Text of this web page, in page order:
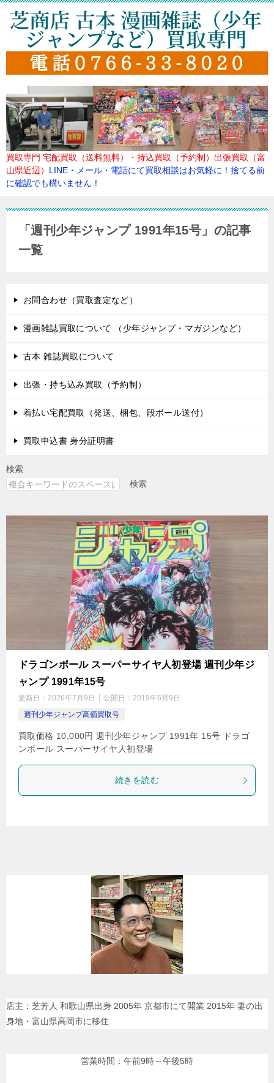
買取専門 宅配買取（送料無料）・持込買取（予約制）出張買取（富
山県近辺） LINE・メール・電話にて買取相談はお気軽に！捨てる前
に確認でも構いません！
「週刊少年ジャンプ 1991年15号」の記事
一覧
お問合わせ（買取査定など）
漫画雑誌買取について （少年ジャンプ・マガジンなど）
古本 雑誌買取について
出張・持ち込み買取（予約制）
着払い宅配買取（発送、梱包、段ボール送付）
買取申込書 身分証明書
検索
検索
ドラゴンボール スーパーサイヤ人初登場 週刊少年ジ
ャンプ 1991年15号
更新日： 2026年7月9日 公開日： 2019年6月9日
週刊少年ジャンプ高価買取号
買取価格 10,000円 週刊少年ジャンプ 1991年 15号 ドラゴ
ンボール スーパーサイヤ人初登場
続きを読む
店主：芝芳人 和歌山県出身 2005年 京都市にて開業 2015年 妻の出
身地・富山県高岡市に移住
営業時間：午前9時～午後5時